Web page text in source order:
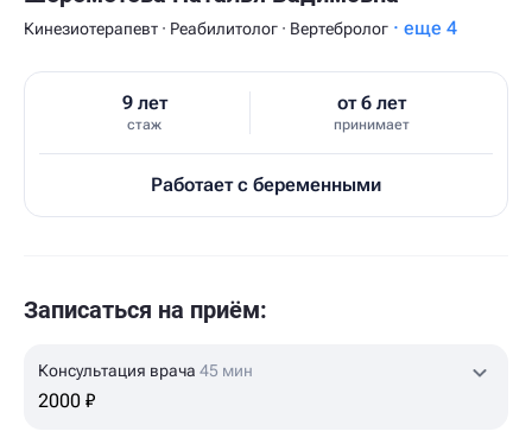
Кинезиотерапевт · Реабилитолог · Вертебролог · еще 4
9 лет
стаж
от 6 лет
принимает
Работает с беременными
Записаться на приём:
Консультация врача 45 мин
2000 ₽